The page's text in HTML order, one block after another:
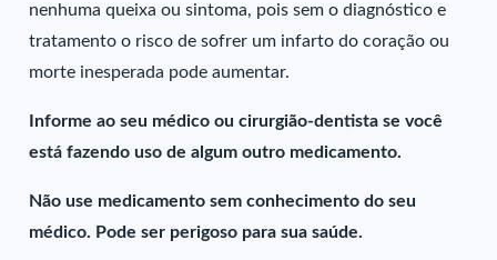
nenhuma queixa ou sintoma, pois sem o diagnóstico e
tratamento o risco de sofrer um infarto do coração ou
morte inesperada pode aumentar.
Informe ao seu médico ou cirurgião-dentista se você
está fazendo uso de algum outro medicamento.
Não use medicamento sem conhecimento do seu
médico. Pode ser perigoso para sua saúde.